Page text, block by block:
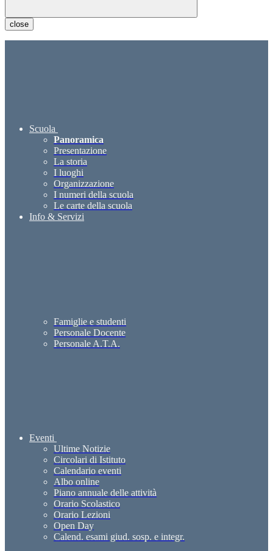
close
Scuola
Panoramica
Presentazione
La storia
I luoghi
Organizzazione
I numeri della scuola
Le carte della scuola
Info & Servizi
Famiglie e studenti
Personale Docente
Personale A.T.A.
Eventi
Ultime Notizie
Circolari di Istituto
Calendario eventi
Albo online
Piano annuale delle attività
Orario Scolastico
Orario Lezioni
Open Day
Calend. esami giud. sosp. e integr.